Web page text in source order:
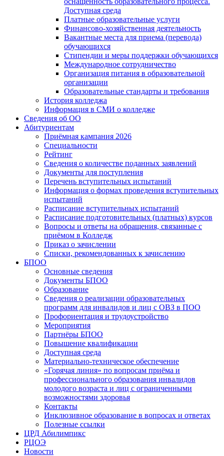
Доступная среда
Платные образовательные услуги
Финансово-хозяйственная деятельность
Вакантные места для приема (перевода)
обучающихся
Стипендии и меры поддержки обучающихся
Международное сотрудничество
Организация питания в образовательной
организации
Образовательные стандарты и требования
История колледжа
Информация в СМИ о колледже
Сведения об ОО
Абитуриентам
Приёмная кампания 2026
Специальности
Рейтинг
Сведения о количестве поданных заявлений
Документы для поступления
Перечень вступительных испытаний
Информация о формах проведения вступительных
испытаний
Расписание вступительных испытаний
Расписание подготовительных (платных) курсов
Вопросы и ответы на обращения, связанные с
приёмом в Колледж
Приказ о зачислении
Списки, рекомендованных к зачислению
БПОО
Основные сведения
Документы БПОО
Образование
Сведения о реализации образовательных
программ для инвалидов и лиц с ОВЗ в ПОО
Профориентация и трудоустройство
Мероприятия
Партнёры БПОО
Повышение квалификации
Доступная среда
Материально-техническое обеспечение
«Горячая линия» по вопросам приёма и
профессионального образования инвалидов
молодого возраста и лиц с ограниченными
возможностями здоровья
Контакты
Инклюзивное образование в вопросах и ответах
Полезные ссылки
ЦРД Абилимпикс
РЦОЭ
Новости